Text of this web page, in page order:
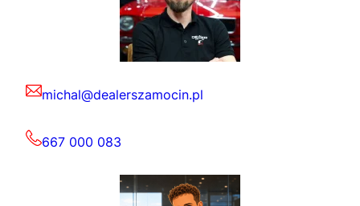
michal@dealerszamocin.pl
667 000 083